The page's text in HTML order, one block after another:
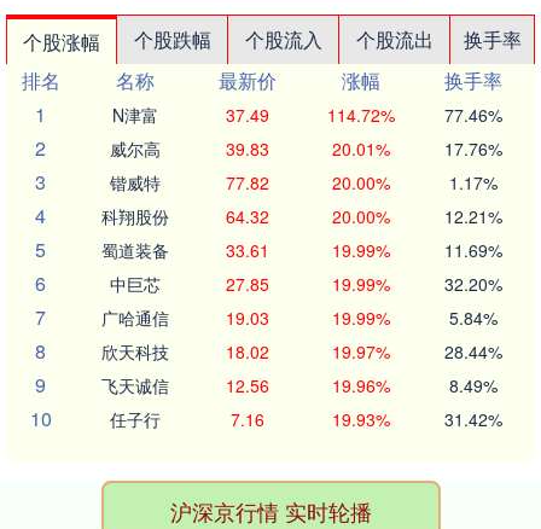
个股涨幅 个股跌幅 个股流入 个股流出
换手率
排名
名称 最新价 涨幅
换手率
1
N津富 37.49 114.72% 77.46%
2 威尔高 39.83 20.01% 17.76%
3 锴威特 77.82 20.00% 1.17%
4 科翔股份 64.32 20.00% 12.21%
5 蜀道装备 33.61 19.99% 11.69%
6 中巨芯 27.85 19.99% 32.20%
7 广哈通信 19.03 19.99% 5.84%
8 欣天科技 18.02 19.97% 28.44%
9 飞天诚信 12.56 19.96% 8.49%
10 任子行 7.16 19.93% 31.42%
沪深京行情 实时轮播